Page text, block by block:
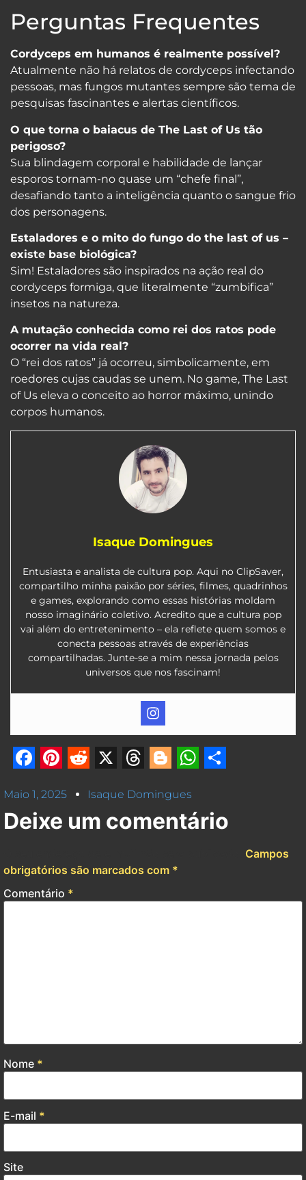
Perguntas Frequentes
Cordyceps em humanos é realmente possível?
Atualmente não há relatos de cordyceps infectando
pessoas, mas fungos mutantes sempre são tema de
pesquisas fascinantes e alertas científicos.
O que torna o baiacus de The Last of Us tão
perigoso?
Sua blindagem corporal e habilidade de lançar
esporos tornam-no quase um “chefe final”,
desafiando tanto a inteligência quanto o sangue frio
dos personagens.
Estaladores e o mito do fungo do the last of us –
existe base biológica?
Sim! Estaladores são inspirados na ação real do
cordyceps formiga, que literalmente “zumbifica”
insetos na natureza.
A mutação conhecida como rei dos ratos pode
ocorrer na vida real?
O “rei dos ratos” já ocorreu, simbolicamente, em
roedores cujas caudas se unem. No game, The Last
of Us eleva o conceito ao horror máximo, unindo
corpos humanos.
Isaque Domingues
Entusiasta e analista de cultura pop. Aqui no ClipSaver,
compartilho minha paixão por séries, filmes, quadrinhos
e games, explorando como essas histórias moldam
nosso imaginário coletivo. Acredito que a cultura pop
vai além do entretenimento – ela reflete quem somos e
conecta pessoas através de experiências
compartilhadas. Junte-se a mim nessa jornada pelos
universos que nos fascinam!
Maio 1, 2025 Isaque Domingues
Deixe um comentário
Campos
obrigatórios são marcados com *
Comentário *
Nome *
E-mail *
Site